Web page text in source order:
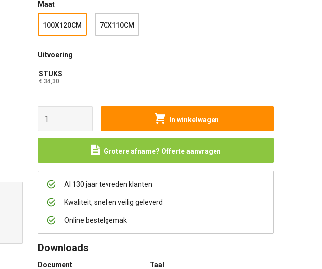
Maat
100X120CM 70X110CM
Uitvoering
STUKS
€ 34,30
In winkelwagen
Grotere afname? Offerte aanvragen
Al 130 jaar tevreden klanten
Kwaliteit, snel en veilig geleverd
Online bestelgemak
Downloads
Document Taal